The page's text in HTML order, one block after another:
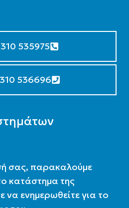
535975
536696
σας, παρακαλούμε
κατάστημα της
να ενημερωθείτε για το